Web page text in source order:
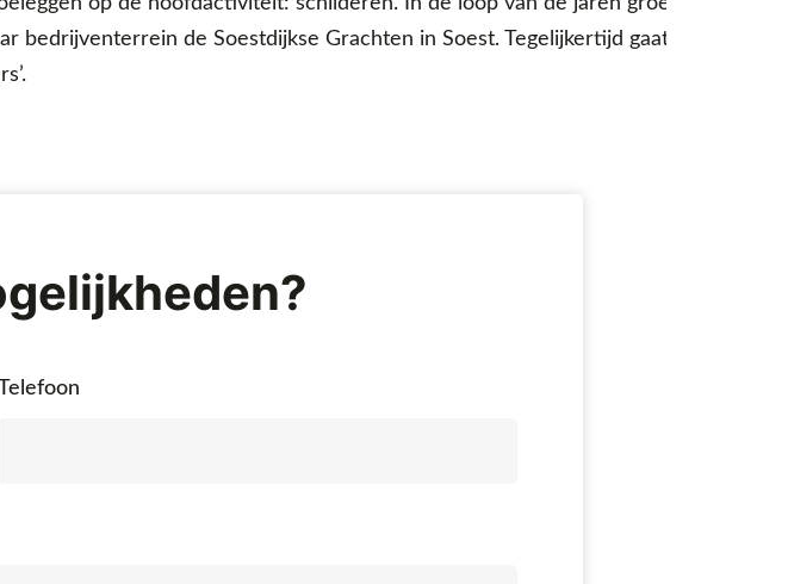
bedrijventerrein de Soestdijkse Grachten in Soest. Tegelijkertijd gaat het